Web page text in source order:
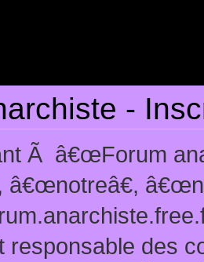
-
Ã â€œForum
â€œnotreâ€,
responsable des